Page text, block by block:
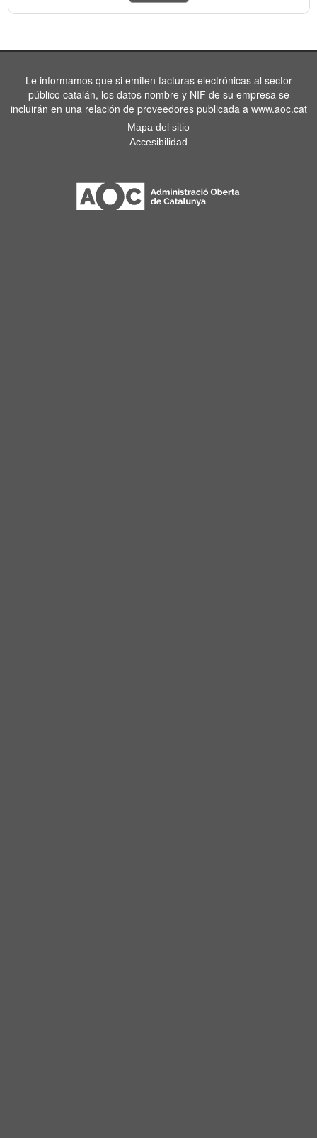
Le informamos que si emiten facturas electrónicas al sector
público catalán, los datos nombre y NIF de su empresa se
incluirán en una relación de proveedores publicada a www.aoc.cat
Mapa del sitio
Accesibilidad